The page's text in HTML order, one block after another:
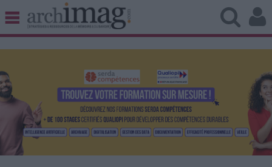
BIBLIOTHÈQUE ÉDITION
UNIVERS DATA
TRAVAIL COLLABORATIF
VIE NUMÉRIQUE
NUMÉRIQUE RESPONSABLE